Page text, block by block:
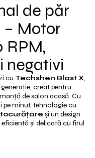
de păr
– Motor
RPM,
negativi
cu Techshen Blast X,
creat pentru
de salon acasă. Cu
pe minut, tehnologie cu
și un design
și delicată cu firul